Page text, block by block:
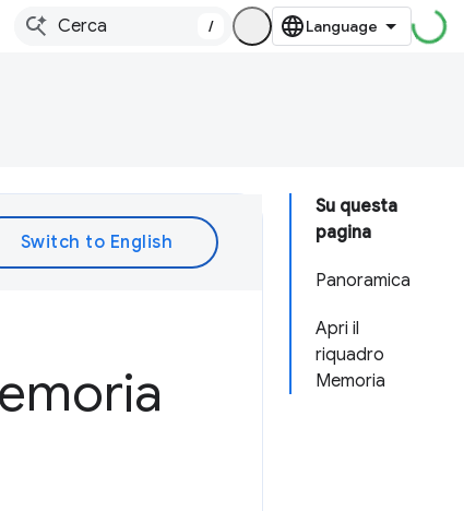
/
Su questa
pagina
Panoramica
Apri il
riquadro
Memoria